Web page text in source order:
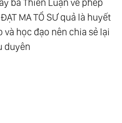
ba Thiên Luận về phép
MA TỔ SƯ quả là huyết
học đạo nên chia sẻ lại
duyên